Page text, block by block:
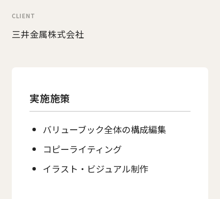
CLIENT
三井金属株式会社
実施施策
バリューブック全体の構成編集
コピーライティング
イラスト・ビジュアル制作